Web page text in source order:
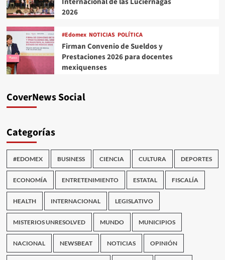
2026
#Edomex NOTICIAS POLÍTICA
Firman Convenio de Sueldos y
Prestaciones 2026 para docentes
mexiquenses
CoverNews Social
Categorías
#EDOMEX BUSINESS CIENCIA CULTURA DEPORTES
ECONOMÍA ENTRETENIMIENTO ESTATAL FISCALÍA
HEALTH INTERNACIONAL LEGISLATIVO
MISTERIOS UNRESOLVED MUNDO MUNICIPIOS
NACIONAL NEWSBEAT NOTICIAS OPINIÓN